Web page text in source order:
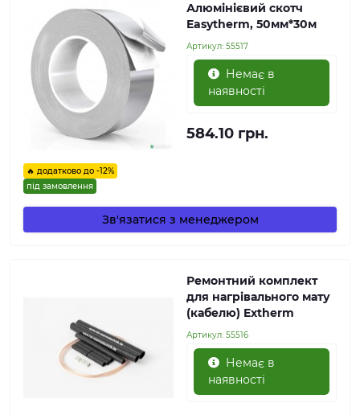
🔥 додатково до -12%
під замовлення
Алюмінієвий скотч
Easytherm, 50мм*30м
Артикул: 55517
Немає в
наявності
584.10 грн.
Зв'язатися з менеджером
Ремонтний комплект
для нагрівального мату
(кабелю) Extherm
Артикул: 55516
Немає в
наявності